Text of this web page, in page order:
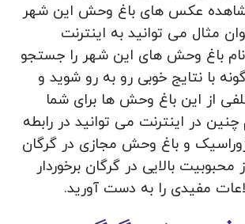
عکس های باغ وحش این شهر
مثال می‌ توانید به اینترنت
باغ وحش های این شهر را جستجو
با نتایج خوبی رو به رو شوید و
از این باغ وحش ها برای شما
در اینترنت می توانید در رابطه
و باغ وحش مجازی در گرگان
بالایی در گرگان برخوردار
مفیدی را به دست آورید.